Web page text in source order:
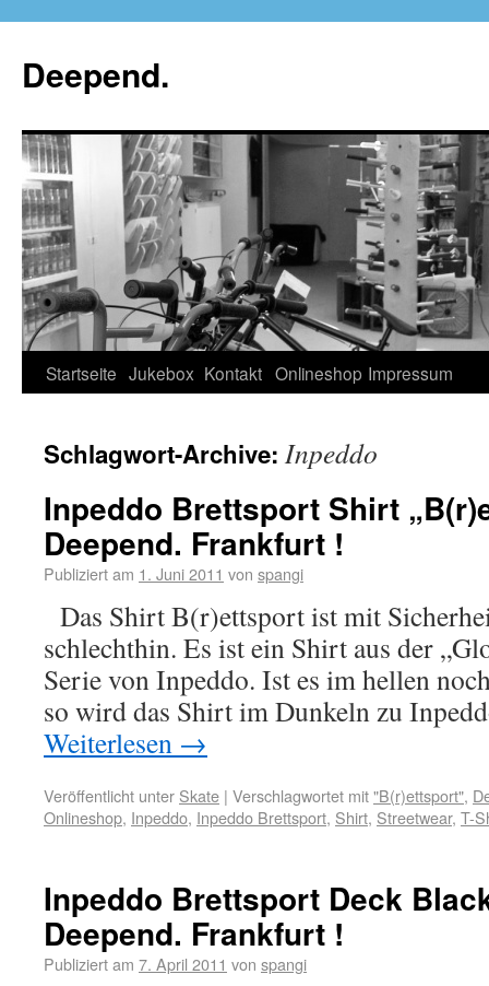
Deepend.
Startseite Jukebox Kontakt Onlineshop Impressum
Schlagwort-Archive: Inpeddo
Inpeddo Brettsport Shirt
Deepend. Frankfurt !
Publiziert am 1. Juni 2011 von spangi
Das Shirt B(r)ettsport ist mit
schlechthin. Es ist ein Shirt aus der
Serie von Inpeddo. Ist es im hellen
so wird das Shirt im Dunkeln zu
Weiterlesen →
Veröffentlicht unter Skate | Verschlagwortet mit"B(r)ettsport",
Onlineshop, Inpeddo, Inpeddo Brettsport, Shirt, Streetwear, T-
Inpeddo Brettsport Deck
Deepend. Frankfurt !
Publiziert am 7. April 2011 von spangi